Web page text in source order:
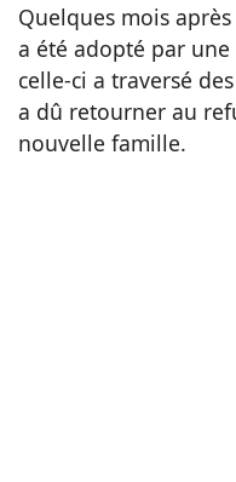
Quelques mois
a été adopté par
celle-ci a traversé
a dû retourner au
nouvelle famille.